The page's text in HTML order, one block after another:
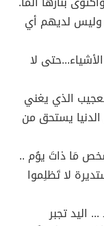
وليس لديهم أي
لا
الذي يغني
يستحق من
مَا ذاتَ يوُم ..
لا تَظلِموا
اليد تجبر